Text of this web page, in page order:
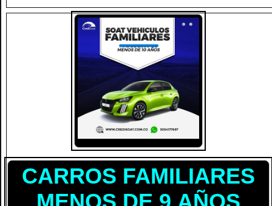
CARROS FAMILIARES